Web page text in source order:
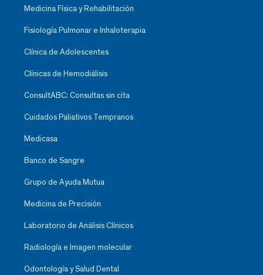
Medicina Física y Rehabilitación
Fisiología Pulmonar e Inhaloterapia
Clínica de Adolescentes
Clínicas de Hemodiálisis
ConsultABC: Consultas sin cita
Cuidados Paliativos Tempranos
Medicasa
Banco de Sangre
Grupo de Ayuda Mutua
Medicina de Precisión
Laboratorio de Análisis Clínicos
Radiología e Imagen molecular
Odontología y Salud Dental